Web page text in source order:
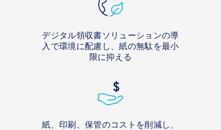
デジタル領収書ソリューションの導
入で環境に配慮し、紙の無駄を最小
限に抑える
紙、印刷、保管のコストを削減し、